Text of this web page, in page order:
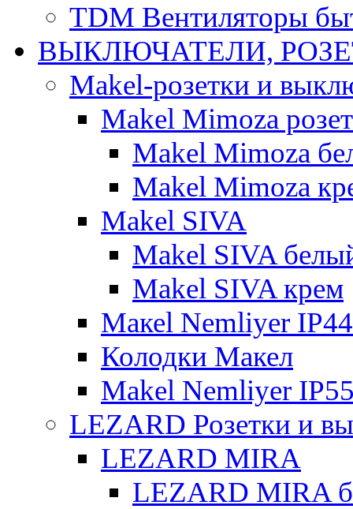
TDM Вентиляторы
ВЫКЛЮЧАТЕЛИ,
Makel-розетки и
Makel Mimoza
Makel Mimoza
Makel Mimoza
Makel SIVA
Makel SIVA
Makel SIVA крем
Макеl Nemliyer IP44
Колодки Макел
Makel Nemliyer
LEZARD Розетки и
LEZARD MIRA
LEZARD MIRA